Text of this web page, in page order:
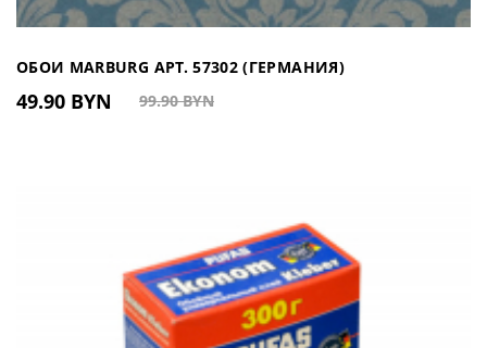
ОБОИ MARBURG АРТ. 57302 (ГЕРМАНИЯ)
49.90 BYN 99.90 BYN